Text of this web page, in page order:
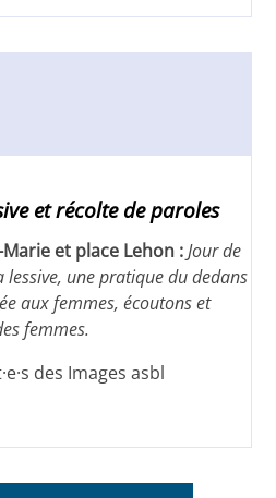
et récolte de paroles
Marie et place Lehon :Jour de
lessive, une pratique du dedans
aux femmes, écoutons et
femmes.
des Images asbl